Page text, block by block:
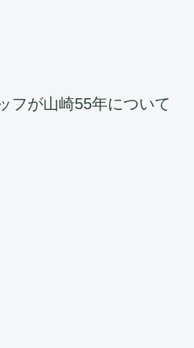
フが山崎55年について